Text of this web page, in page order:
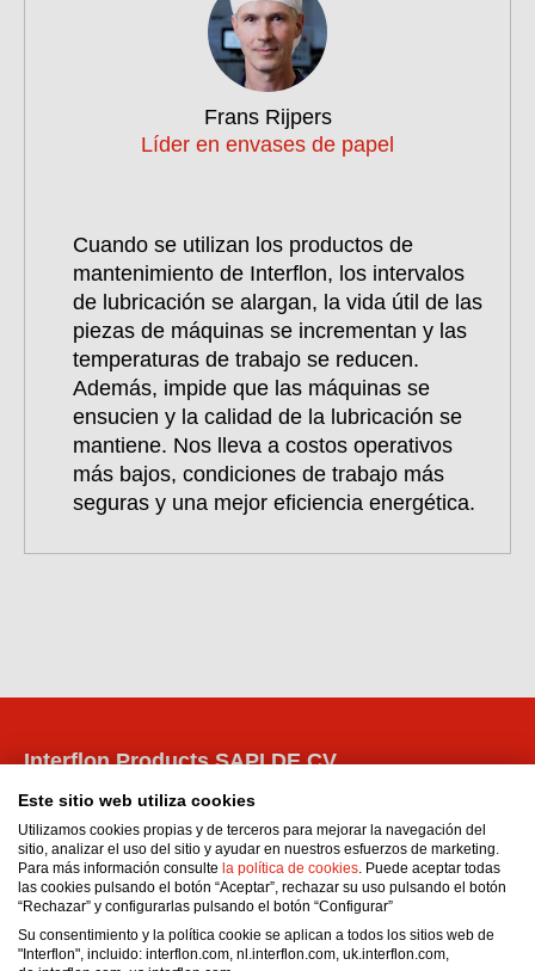
Frans Rijpers
Líder en envases de papel
Cuando se utilizan los productos de
mantenimiento de Interflon, los intervalos
de lubricación se alargan, la vida útil de las
piezas de máquinas se incrementan y las
temperaturas de trabajo se reducen.
Además, impide que las máquinas se
ensucien y la calidad de la lubricación se
mantiene. Nos lleva a costos operativos
más bajos, condiciones de trabajo más
seguras y una mejor eficiencia energética.
Interflon Products SAPI DE CV
Matias Romero 102
Benito Juárez
03100 Ciudad de México ,CDMX
México
Email:dsebastianelli@interflon.com
Phone:+52 55 1712 0592
Este sitio web utiliza cookies
Utilizamos cookies propias y de terceros para mejorar la navegación del
sitio, analizar el uso del sitio y ayudar en nuestros esfuerzos de marketing.
Para más información consulte la política de cookies. Puede aceptar todas
las cookies pulsando el botón “Aceptar”, rechazar su uso pulsando el botón
“Rechazar” y configurarlas pulsando el botón “Configurar”
Su consentimiento y la política cookie se aplican a todos los sitios web de
"Interflon", incluido: interflon.com, nl.interflon.com, uk.interflon.com,